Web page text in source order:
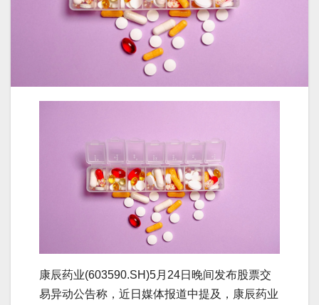
康辰药业(603590.SH)5月24日晚间发布股票交
易异动公告称，近日媒体报道中提及，康辰药业